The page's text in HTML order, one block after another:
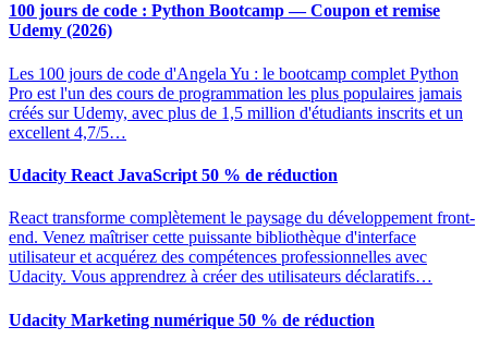
100 jours de code : Python Bootcamp — Coupon et remise
Udemy (2026)
Les 100 jours de code d'Angela Yu : le bootcamp complet Python
Pro est l'un des cours de programmation les plus populaires jamais
créés sur Udemy, avec plus de 1,5 million d'étudiants inscrits et un
excellent 4,7/5…
Udacity React JavaScript 50 % de réduction
React transforme complètement le paysage du développement front-
end. Venez maîtriser cette puissante bibliothèque d'interface
utilisateur et acquérez des compétences professionnelles avec
Udacity. Vous apprendrez à créer des utilisateurs déclaratifs…
Udacity Marketing numérique 50 % de réduction